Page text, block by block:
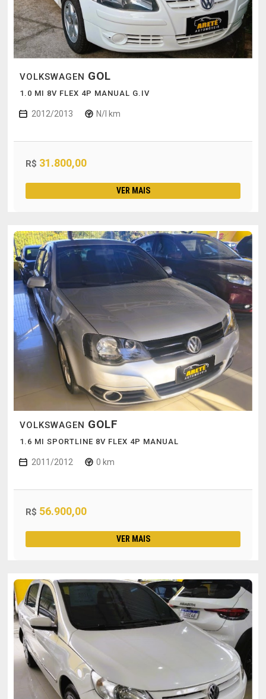
VOLKSWAGEN GOL
1.0 MI 8V FLEX 4P MANUAL G.IV
2012/2013 N/I km
R$ 31.800,00
VER MAIS
VOLKSWAGEN GOLF
1.6 MI SPORTLINE 8V FLEX 4P MANUAL
2011/2012 0 km
R$ 56.900,00
VER MAIS